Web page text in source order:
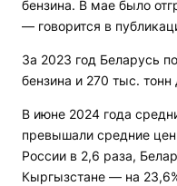
бензина. В мае было
— говорится в
За 2023 год Беларусь
бензина и 270 тыс. тонн
В июне 2024 года
превышали средние
России в 2,6 раза,
Кыргызстане — на